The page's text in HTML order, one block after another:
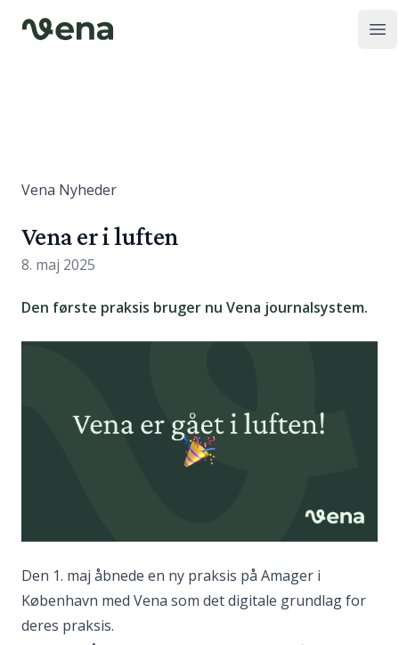
Vena Nyheder
Vena er i luften
8. maj 2025
Den første praksis bruger nu Vena journalsystem.
Den 1. maj åbnede en ny praksis på Amager i
København med Vena som det digitale grundlag for
deres praksis.